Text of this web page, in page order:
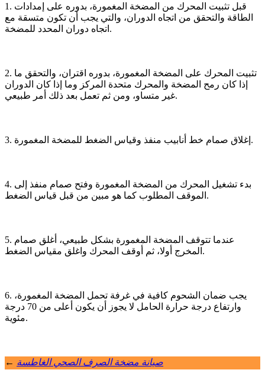
1. قبل تثبيت المحرك من المضخة المغمورة، بدوره على إمدادات
الطاقة والتحقق من اتجاه الدوران، والتي يجب أن تكون متسقة مع
اتجاه دوران المحدد للمضخة.
2. تثبيت المحرك على المضخة المغمورة، بدوره اقتران، والتحقق ما
إذا كان رمح المضخة والمحرك متحدة المركز وما إذا كان الدوران
غير متساو، ومن ثم تعمل بعد ذلك أمر طبيعي.
3. إغلاق صمام خط أنابيب منفذ وقياس الضغط للمضخة المغمورة.
4. بدء تشغيل المحرك من المضخة المغمورة وفتح صمام منفذ إلى
الموقف المطلوب كما هو مبين من قبل قياس الضغط.
5. عندما تتوقف المضخة المغمورة بشكل طبيعي، أغلق صمام
المخرج أولا، ثم أوقف المحرك واغلق مقياس الضغط.
6. يجب ضمان الشحوم كافية في غرفة تحمل المضخة المغمورة،
وارتفاع درجة حرارة الحامل لا يجوز أن يكون أعلى من 70 درجة
مئوية.
← صيانة مضخة الصرف الصحي الغاطسة